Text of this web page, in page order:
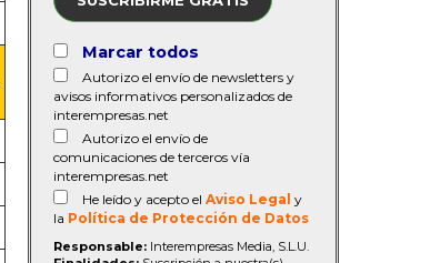
Marcar todos
Autorizo el envío de newsletters y
avisos informativos personalizados de
interempresas.net
Autorizo el envío de
comunicaciones de terceros vía
interempresas.net
He leído y acepto el Aviso Legal y
la Política de Protección de Datos
Responsable: Interempresas Media, S.L.U.